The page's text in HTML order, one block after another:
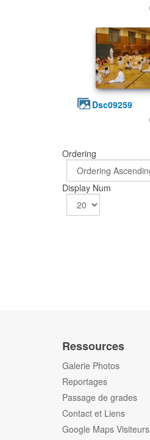
dsc09259
Ordering
Display Num
Ressources
Galerie Photos
Reportages
Passage de grades
Contact et Liens
Google Maps Visiteurs